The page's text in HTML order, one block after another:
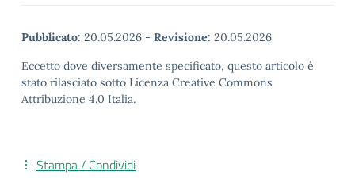
Pubblicato: 20.05.2026 - Revisione: 20.05.2026
Eccetto dove diversamente specificato, questo articolo è
stato rilasciato sotto Licenza Creative Commons
Attribuzione 4.0 Italia.
Stampa / Condividi